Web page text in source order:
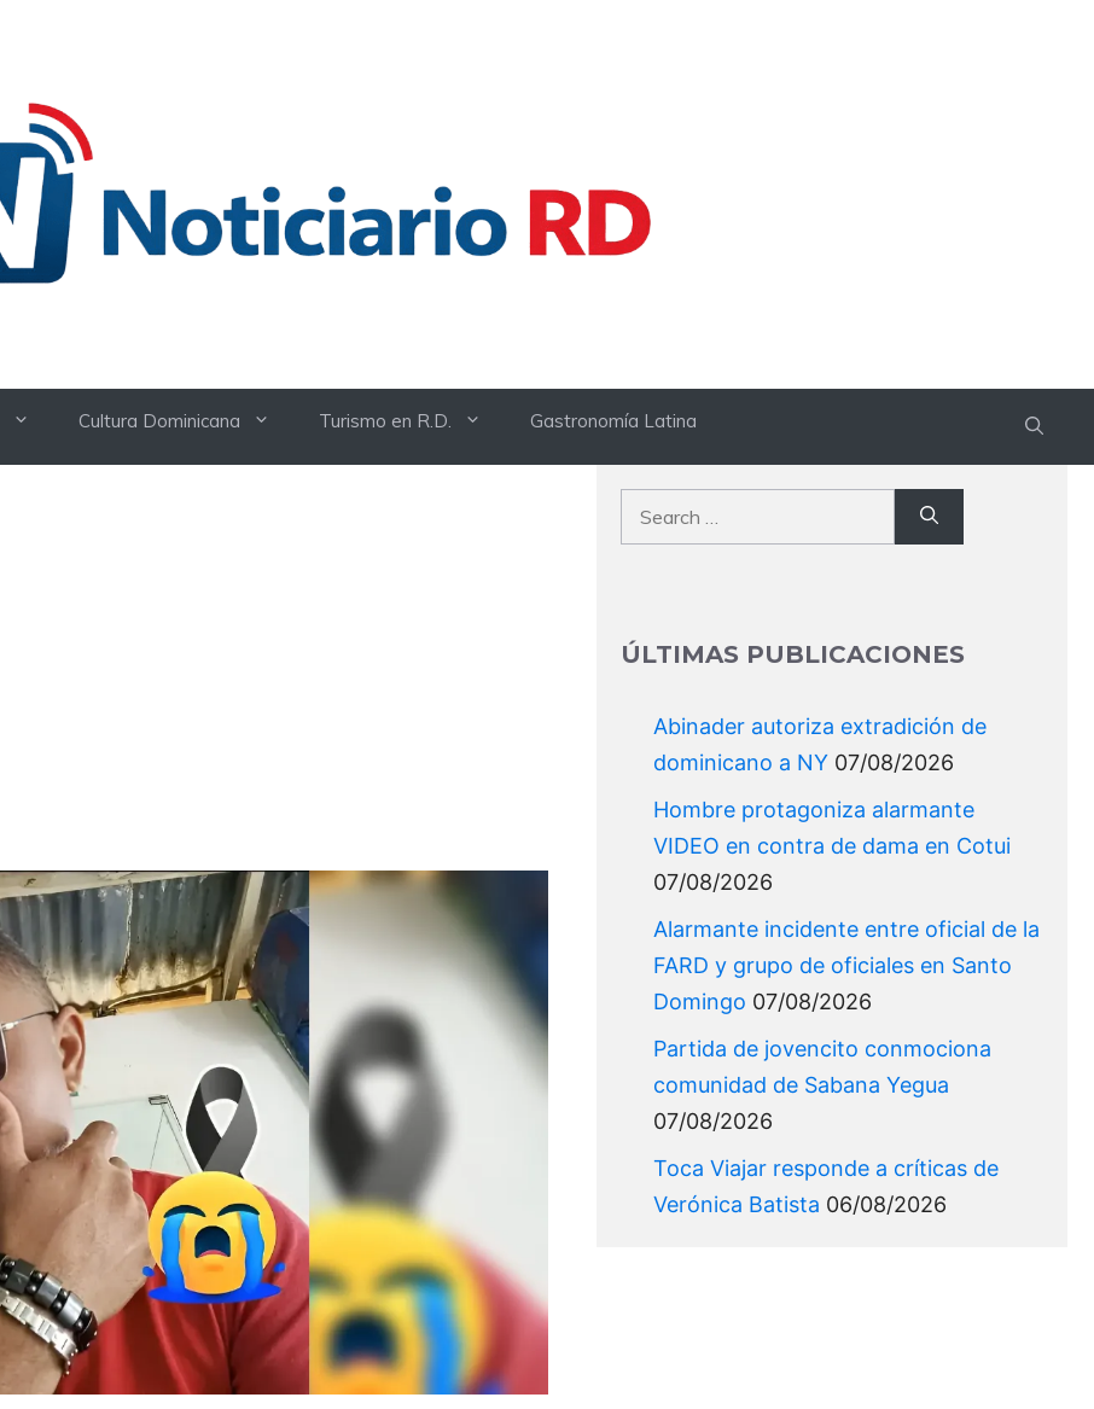
Cultura Dominicana Turismo en R.D. Gastronomía Latina
Search
for:
ÚLTIMAS PUBLICACIONES
Abinader autoriza extradición de
dominicano a NY 07/08/2026
Hombre protagoniza alarmante
VIDEO en contra de dama en Cotui
07/08/2026
Alarmante incidente entre oficial de la
FARD y grupo de oficiales en Santo
Domingo 07/08/2026
Partida de jovencito conmociona
comunidad de Sabana Yegua
07/08/2026
Toca Viajar responde a críticas de
Verónica Batista 06/08/2026